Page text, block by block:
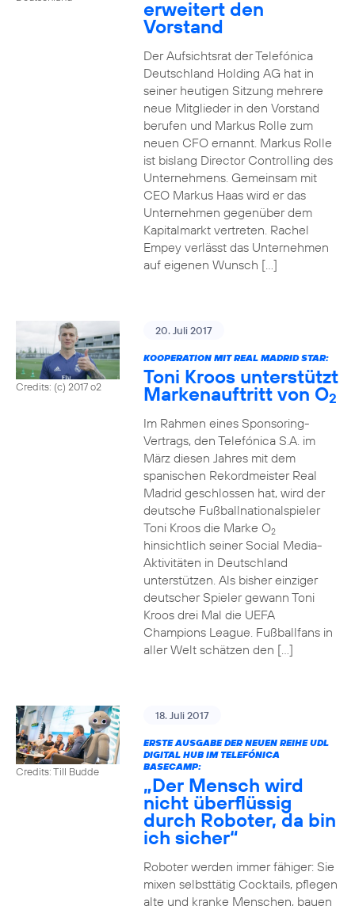
erweitert den
Vorstand
Der Aufsichtsrat der Telefónica
Deutschland Holding AG hat in
seiner heutigen Sitzung mehrere
neue Mitglieder in den Vorstand
berufen und Markus Rolle zum
neuen CFO ernannt. Markus Rolle
ist bislang Director Controlling des
Unternehmens. Gemeinsam mit
CEO Markus Haas wird er das
Unternehmen gegenüber dem
Kapitalmarkt vertreten. Rachel
Empey verlässt das Unternehmen
auf eigenen Wunsch […]
Credits: (c) 2017 o2
20. Juli 2017
KOOPERATION MIT REAL MADRID STAR:
Toni Kroos unterstützt
Markenauftritt von O2
Im Rahmen eines Sponsoring-
Vertrags, den Telefónica S.A. im
März diesen Jahres mit dem
spanischen Rekordmeister Real
Madrid geschlossen hat, wird der
deutsche Fußballnationalspieler
Toni Kroos die Marke O2
hinsichtlich seiner Social Media-
Aktivitäten in Deutschland
unterstützen. Als bisher einziger
deutscher Spieler gewann Toni
Kroos drei Mal die UEFA
Champions League. Fußballfans in
aller Welt schätzen den […]
Credits: Till Budde
18. Juli 2017
ERSTE AUSGABE DER NEUEN REIHE UDL
DIGITAL HUB IM TELEFÓNICA
BASECAMP:
„Der Mensch wird
nicht überflüssig
durch Roboter, da bin
ich sicher“
Roboter werden immer fähiger: Sie
mixen selbsttätig Cocktails, pflegen
alte und kranke Menschen, bauen